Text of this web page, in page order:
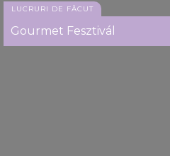
LUCRURI DE FĂCUT
Gourmet Fesztivál